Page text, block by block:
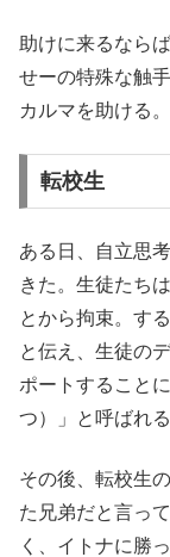
助けに来るなら
せーの特殊な触
カルマを助ける。
転校生
ある日、自立思
きた。生徒たち
とから拘束。す
と伝え、生徒の
ポートすること
つ）」と呼ばれ
その後、転校生
た兄弟だと言っ
く、イトナに勝